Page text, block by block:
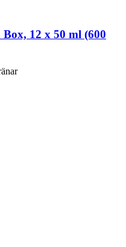
12 x 50 ml (600